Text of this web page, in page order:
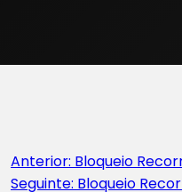
Navegação
Anterior: Bloqueio
Seguinte: Bloqueio